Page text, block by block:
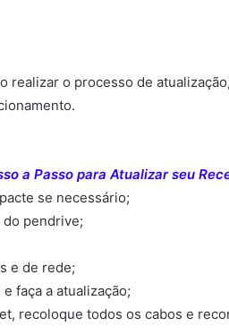
realizar o processo de
a Passo para Atualizar seu
se necessário;
do pendrive;
e de rede;
faça a atualização;
recoloque todos os cabos e